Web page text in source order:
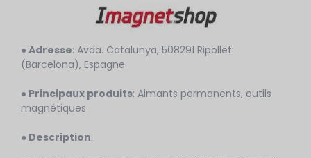
● Adresse: Avda. Catalunya, 508291 Ripollet
(Barcelona), Espagne
● Principaux produits: Aimants permanents, outils
magnétiques
● Description: